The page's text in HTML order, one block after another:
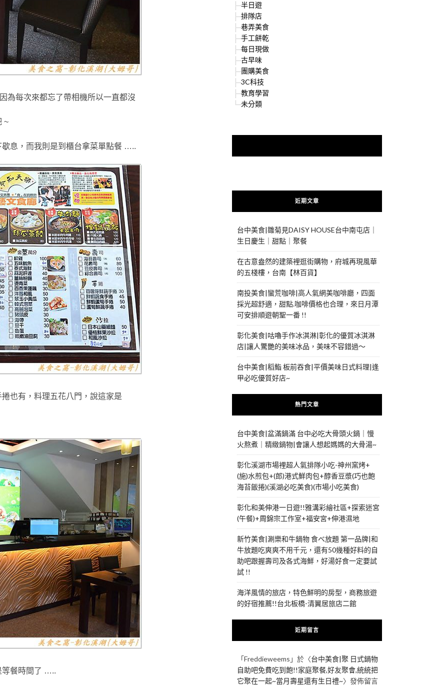
為每次來都忘了帶相機所以一直都沒
~
息，而我則是到櫃台拿菜單點餐 …..
也有，料理五花八門 ， 說這家是
等餐時間了 …..
半日遊
排隊店
巷弄美食
手工餅乾
每日現做
古早味
團購美食
3C科技
教育學習
未分類
近期文章
台中美食|雛菊見DAISY HOUSE台中南屯店｜
生日慶生｜甜點｜聚餐
在古意盎然的建築裡逛街購物，府城再現風華
的五棧樓，台南【林百貨】
南投美食|蠻荒咖啡|高人氣網美咖啡廳，四面
採光超舒適，甜點.咖啡價格也合理，來日月潭
可安排順遊朝聖一番 !!
彰化美食|咕嚕手作冰淇淋|彰化的優質冰淇淋
店|讓人驚艷的美味冰品，美味不容錯過～
台中美食|稻鮨 板前吞食|平價美味日式料理|逢
甲必吃優質好店~
熱門文章
台中美食|盆滿鍋滿 台中必吃大骨頭火鍋｜慢
火熬煮｜精緻鍋物|會讓人想起媽媽的大骨湯~
彰化溪湖市場裡超人氣排隊小吃-神州窯烤+
(施)水煎包+(郎)港式鮮肉包+醇香豆漿(巧也飽
海苔飯捲)(溪湖必吃美食)(市場小吃美食)
彰化和美伸港一日遊!!雅溝彩繪社區+探索迷宮
(午餐)+周錦宗工作室+福安宮+伸港濕地
新竹美食|涮樂和牛鍋物 食べ放題 第一品牌|和
牛放題吃爽爽不用千元，還有50幾種好料的自
助吧跟握壽司及各式海鮮，好湯好食一定要試
試 !!
海洋風情的旅店，特色鮮明的房型，商務旅遊
的好宿推薦!!台北板橋-清翼居旅店二館
近期留言
「Freddieweems 」於〈台中美食|聚 日式鍋物
自助吧免費吃到飽!!家庭聚餐,好友聚會,統統把
它聚在一起~當月壽星還有生日禮~〉發佈留言